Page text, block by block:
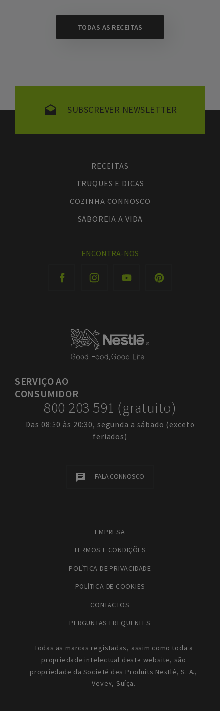
TODAS AS RECEITAS
SUBSCREVER NEWSLETTER
RECEITAS
TRUQUES E DICAS
COZINHA CONNOSCO
SABOREIA A VIDA
ENCONTRA-NOS
SERVIÇOAO
CONSUMIDOR
800 203 591 (gratuito)
Das 08:30 às 20:30, segunda a sábado (exceto
feriados)
FALA CONNOSCO
EMPRESA
TERMOS E CONDIÇÕES
POLÍTICA DE PRIVACIDADE
POLÍTICA DE COOKIES
CONTACTOS
PERGUNTAS FREQUENTES
Todas as marcas registadas, assim como toda a
propriedade intelectual deste website, são
propriedade da Societé des Produits Nestlé, S. A.,
Vevey, Suíça.